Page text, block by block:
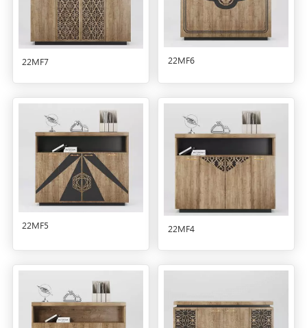
22MF7 22MF6
22MF5 22MF4